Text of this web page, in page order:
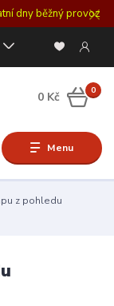
dny běžný provoz
Menu
0
0 Kč
z pohledu